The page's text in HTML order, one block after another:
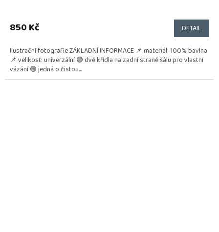
850 Kč DETAIL
Ilustrační fotografie ZÁKLADNÍ INFORMACE 📌 materiál: 100% bavlna
📌 velikost: univerzální 🟢 dvě křídla na zadní straně šálu pro vlastní
vázání 🟢 jedná o čistou...